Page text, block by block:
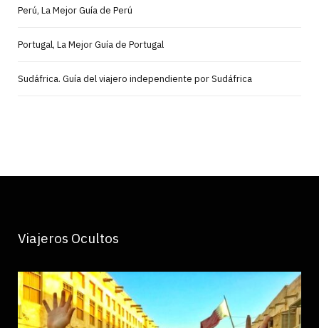
Perú, La Mejor Guía de Perú
Portugal, La Mejor Guía de Portugal
Sudáfrica. Guía del viajero independiente por Sudáfrica
Viajeros Ocultos